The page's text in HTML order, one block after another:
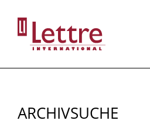
Inhalt
ARCHIVSUCHE